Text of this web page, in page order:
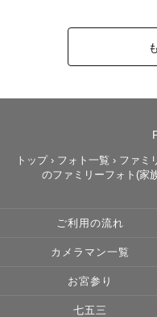
トップ › フォト一覧 › ファミ
のファミリーフォト(家
ご利用の流れ
カメラマン一覧
お宮参り
七五三